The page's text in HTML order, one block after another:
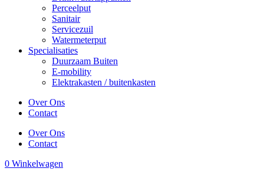
Perceelput
Sanitair
Servicezuil
Watermeterput
Specialisaties
Duurzaam Buiten
E-mobility
Elektrakasten / buitenkasten
Over Ons
Contact
Over Ons
Contact
0 Winkelwagen